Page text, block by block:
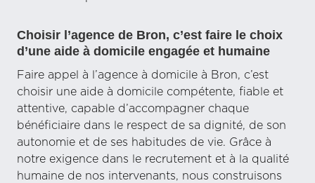
Choisir l’agence de Bron, c’est faire le choix
d’une aide à domicile engagée et humaine
Faire appel à l’agence à domicile à Bron, c’est
choisir une aide à domicile compétente, fiable et
attentive, capable d’accompagner chaque
bénéficiaire dans le respect de sa dignité, de son
autonomie et de ses habitudes de vie. Grâce à
notre exigence dans le recrutement et à la qualité
humaine de nos intervenants, nous construisons